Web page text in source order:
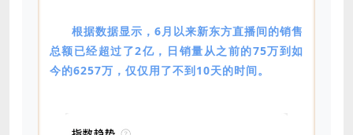
根据数据显示，6月以来新东方直播间的销售
总额已经超过了2亿，日销量从之前的75万到如
今的6257万，仅仅用了不到10天的时间。